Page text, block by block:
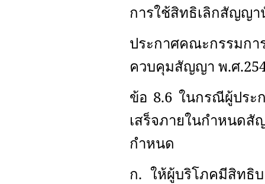
การใช้สิทธิเลิกสัญญา
ประกาศคณะกรรมก
ควบคุมสัญญา พ.ศ
ข้อ 8.6 ในกรณีผู้ประ
เสร็จภายในกำหน
กำหนด
ก. ให้ผู้บริโภคมีสิทธิบ